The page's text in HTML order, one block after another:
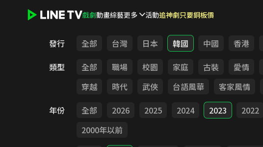
戲劇動畫綜藝更多 活動追神劇只要銅板價
發行 全部 台灣 日本 韓國 中國 香港
類型
全部 職場 校園 家庭 古裝 愛情
穿越
時代 武俠 台語風華 客家風情
年份
全部 2026 2025 2024 2023 2022
2000年以前